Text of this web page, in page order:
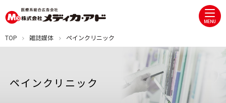
MENU
TOP 雑誌媒体 ペインクリニック
ペインクリニック